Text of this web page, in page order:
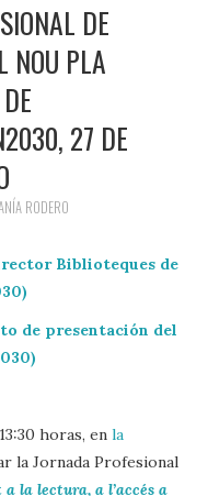
DE
NOU PLA
27 DE
RODERO
Biblioteques de
de presentación del
horas, enla
la Jornada Profesional
la lectura, a l’accés a